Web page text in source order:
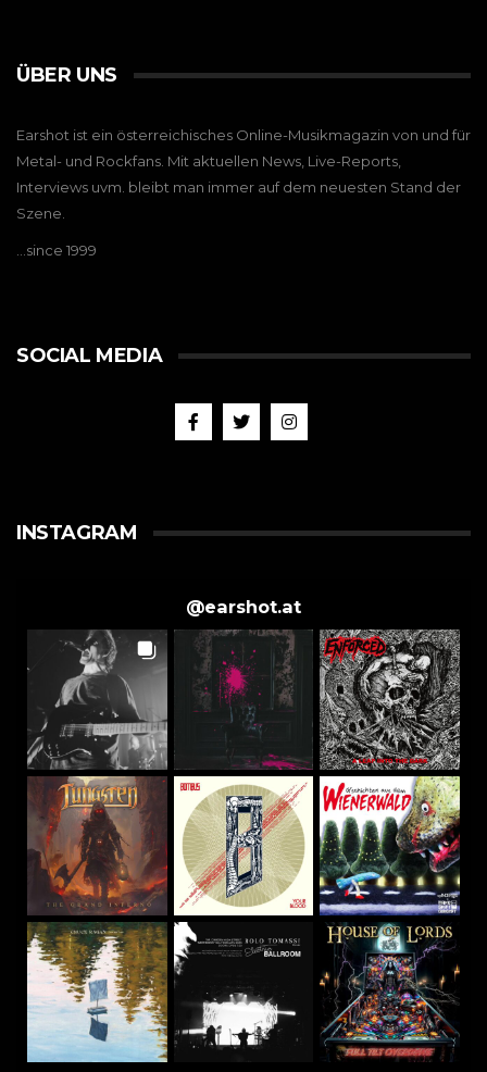
ÜBER UNS
Earshot ist ein österreichisches Online-Musikmagazin von und für
Metal- und Rockfans. Mit aktuellen News, Live-Reports,
Interviews uvm. bleibt man immer auf dem neuesten Stand der
Szene.
…since 1999
SOCIAL MEDIA
INSTAGRAM
@earshot.at